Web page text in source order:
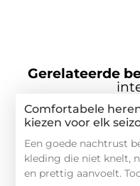
Gerelateerde
Comfortabele
kiezen voor elk
Een goede nachtrust
kleding die niet knelt,
en prettig aanvoelt.